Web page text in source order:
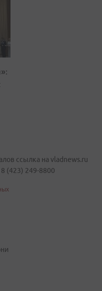
ссылка на vladnews.ru
(423) 249-8800